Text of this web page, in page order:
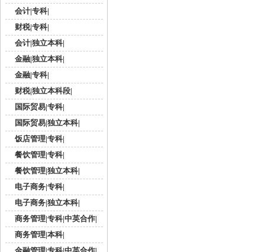
会计|专科|
财税|专科|
会计|独立本科|
金融|独立本科|
金融|专科|
财税|独立本科段|
国际贸易|专科|
国际贸易|独立本科|
饭店管理|专科|
餐饮管理|专科|
餐饮管理|独立本科|
电子商务|专科|
电子商务|独立本科|
商务管理|专科|中英合作|
商务管理|本科|